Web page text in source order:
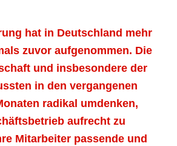
hat in Deutschland mehr
zuvor aufgenommen. Die
und insbesondere der
in den vergangenen
radikal umdenken,
aufrecht zu
Mitarbeiter passende und